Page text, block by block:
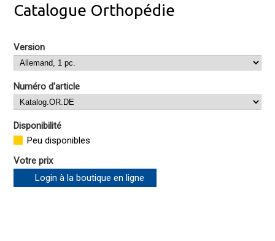
Catalogue Orthopédie
Version
Numéro d'article
Disponibilité
Peu disponibles
Votre prix
Login à la boutique en ligne